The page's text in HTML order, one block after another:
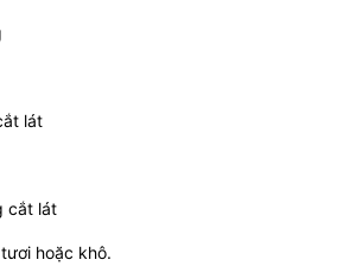
lát
cắt lát
hoặc khô.